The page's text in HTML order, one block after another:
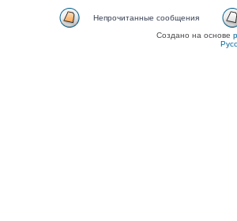
Непрочитанные сообщения
Создано на основе